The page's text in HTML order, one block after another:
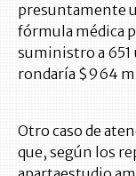
presuntamente
fórmula médica
suministro a 651
rondaría $964
Otro caso de
que, según los